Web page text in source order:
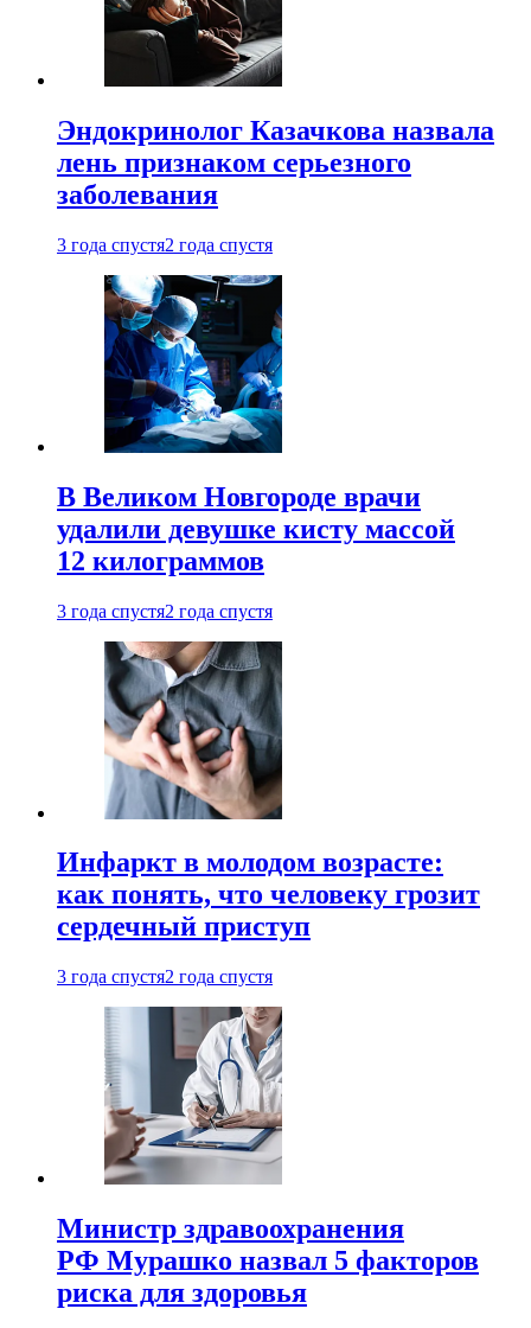
Эндокринолог Казачкова назвала
лень признаком серьезного
заболевания
3 года спустя2 года спустя
В Великом Новгороде врачи
удалили девушке кисту массой
12 килограммов
3 года спустя2 года спустя
Инфаркт в молодом возрасте:
как понять, что человеку грозит
сердечный приступ
3 года спустя2 года спустя
Министр здравоохранения
РФ Мурашко назвал 5 факторов
риска для здоровья